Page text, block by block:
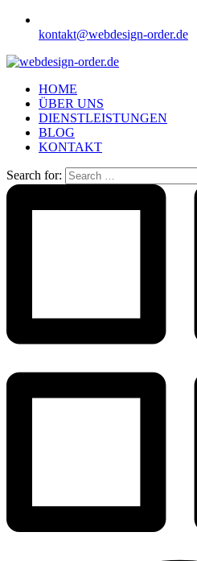
kontakt@webdesign-order.de
HOME
ÜBER UNS
DIENSTLEISTUNGEN
BLOG
KONTAKT
Search for: